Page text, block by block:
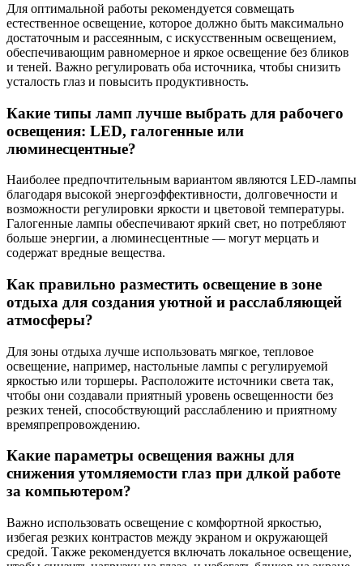
Для оптимальной работы рекомендуется совмещать
естественное освещение, которое должно быть максимально
достаточным и рассеянным, с искусственным освещением,
обеспечивающим равномерное и яркое освещение без бликов
и теней. Важно регулировать оба источника, чтобы снизить
усталость глаз и повысить продуктивность.
Какие типы ламп лучше выбрать для рабочего
освещения: LED, галогенные или
люминесцентные?
Наиболее предпочтительным вариантом являются LED-лампы
благодаря высокой энергоэффективности, долговечности и
возможности регулировки яркости и цветовой температуры.
Галогенные лампы обеспечивают яркий свет, но потребляют
больше энергии, а люминесцентные — могут мерцать и
содержат вредные вещества.
Как правильно разместить освещение в зоне
отдыха для создания уютной и расслабляющей
атмосферы?
Для зоны отдыха лучше использовать мягкое, тепловое
освещение, например, настольные лампы с регулируемой
яркостью или торшеры. Расположите источники света так,
чтобы они создавали приятный уровень освещенности без
резких теней, способствующий расслаблению и приятному
времяпрепровождению.
Какие параметры освещения важны для
снижения утомляемости глаз при длкой работе
за компьютером?
Важно использовать освещение с комфортной яркостью,
избегая резких контрастов между экраном и окружающей
средой. Также рекомендуется включать локальное освещение,